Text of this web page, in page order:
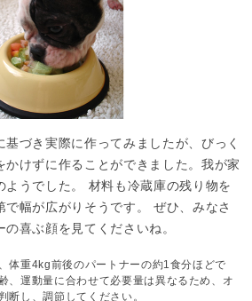
づき実際に作ってみましたが、びっく
かけずに作ることができました。我が家
ようでした。 材料も冷蔵庫の残り物を
幅が広がりそうです。 ぜひ、みなさ
喜ぶ顔を見てくださいね。
体重4kg前後のパートナーの約1食分ほどで
、運動量に合わせて必要量は異なるため、オ
断し、調節してください。